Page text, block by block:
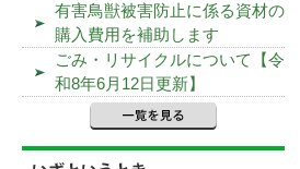
有害鳥獣被害防止に係る資材の
購入費用を補助します
ごみ・リサイクルについて【令
和8年6月12日更新】